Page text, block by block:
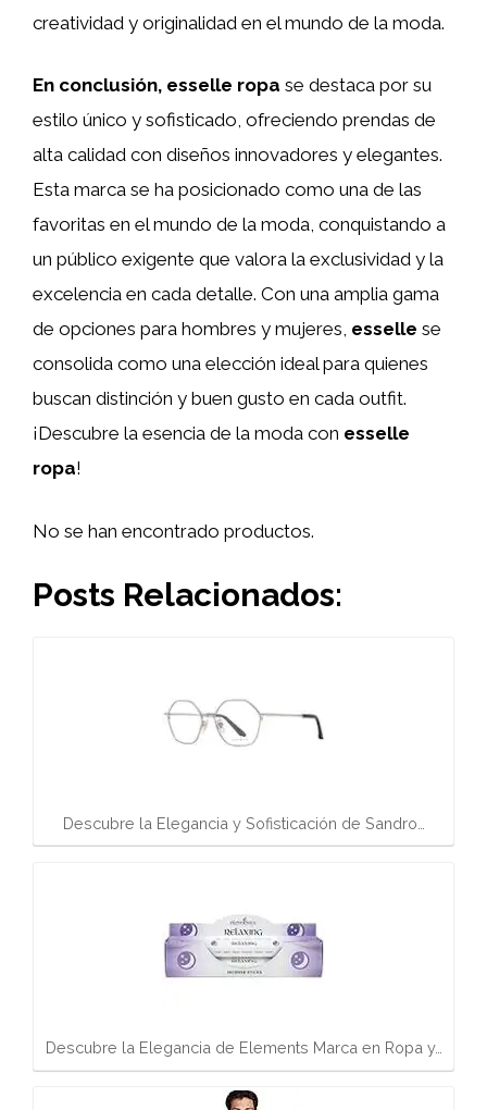
creatividad y originalidad en el mundo de la moda.
En conclusión, esselle ropa se destaca por su
estilo único y sofisticado, ofreciendo prendas de
alta calidad con diseños innovadores y elegantes.
Esta marca se ha posicionado como una de las
favoritas en el mundo de la moda, conquistando a
un público exigente que valora la exclusividad y la
excelencia en cada detalle. Con una amplia gama
de opciones para hombres y mujeres, esselle se
consolida como una elección ideal para quienes
buscan distinción y buen gusto en cada outfit.
¡Descubre la esencia de la moda con esselle
ropa!
No se han encontrado productos.
Posts Relacionados:
Descubre la Elegancia y Sofisticación de Sandro…
Descubre la Elegancia de Elements Marca en Ropa y…